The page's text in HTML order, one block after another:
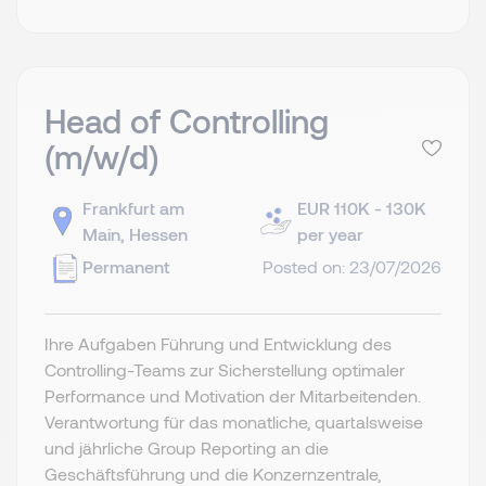
Head of Controlling
(m/w/d)
Frankfurt am
Main, Hessen
Permanent
EUR 110K - 130K
per year
Posted on: 23/07/2026
Ihre Aufgaben Führung und Entwicklung des
Controlling-Teams zur Sicherstellung optimaler
Performance und Motivation der Mitarbeitenden.
Verantwortung für das monatliche, quartalsweise
und jährliche Group Reporting an die
Geschäftsführung und die Konzernzentrale,